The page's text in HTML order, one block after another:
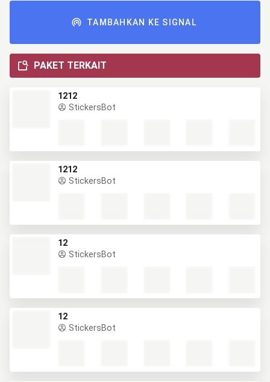
TAMBAHKAN KE SIGNAL
PAKET TERKAIT
1212
StickersBot
1212
StickersBot
12
StickersBot
12
StickersBot